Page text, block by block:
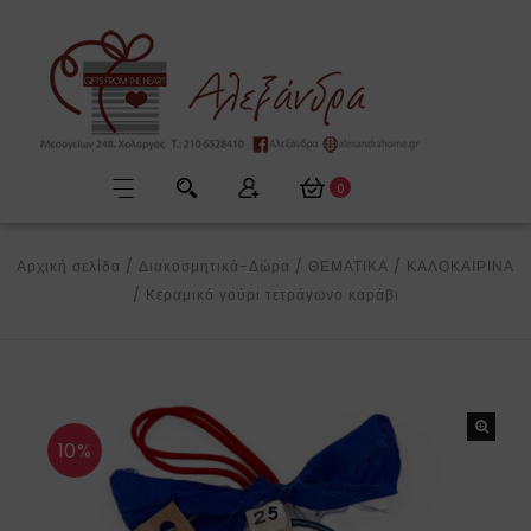
0
Αρχική σελίδα / Διακοσμητικά-Δώρα / ΘΕΜΑΤΙΚΑ / ΚΑΛΟΚΑΙΡΙΝΑ
/ Κεραμικό γούρι τετράγωνο καράβι
10%